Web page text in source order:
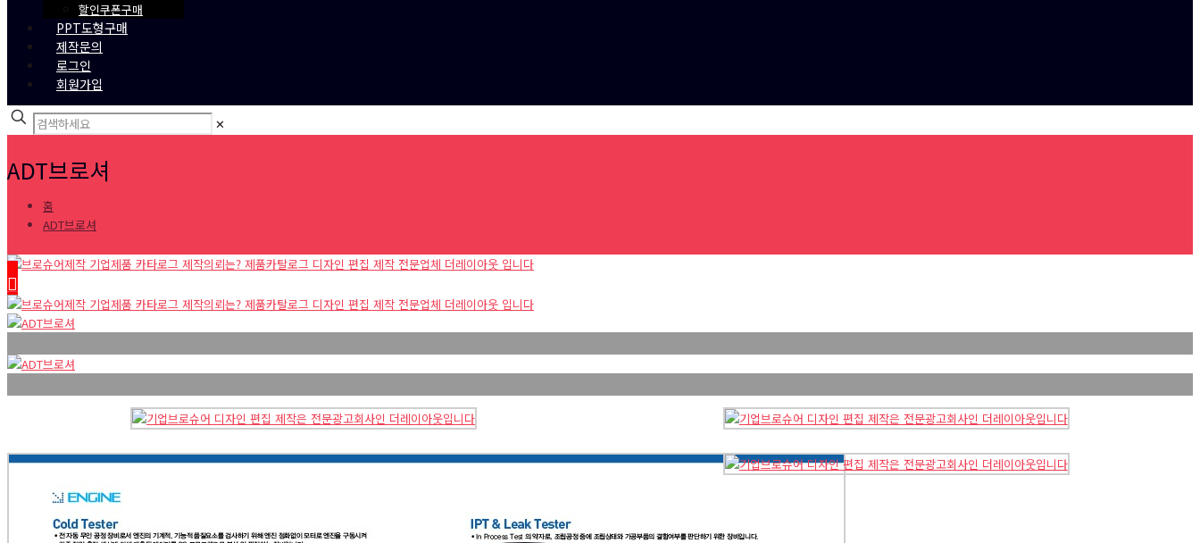
할인쿠폰구매
PPT도형구매
제작문의
로그인
회원가입
✕
ADT브로셔
홈
ADT브로셔